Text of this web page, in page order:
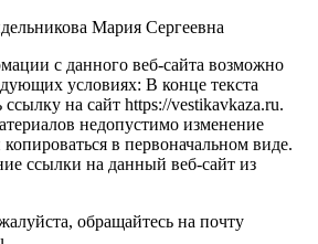
Мария Сергеевна
с данного веб-сайта возможно
условиях: В конце текста
на сайт https://vestikavkaza.ru.
недопустимо изменение
в первоначальном виде.
ссылки на данный веб-сайт из
обращайтесь на почту